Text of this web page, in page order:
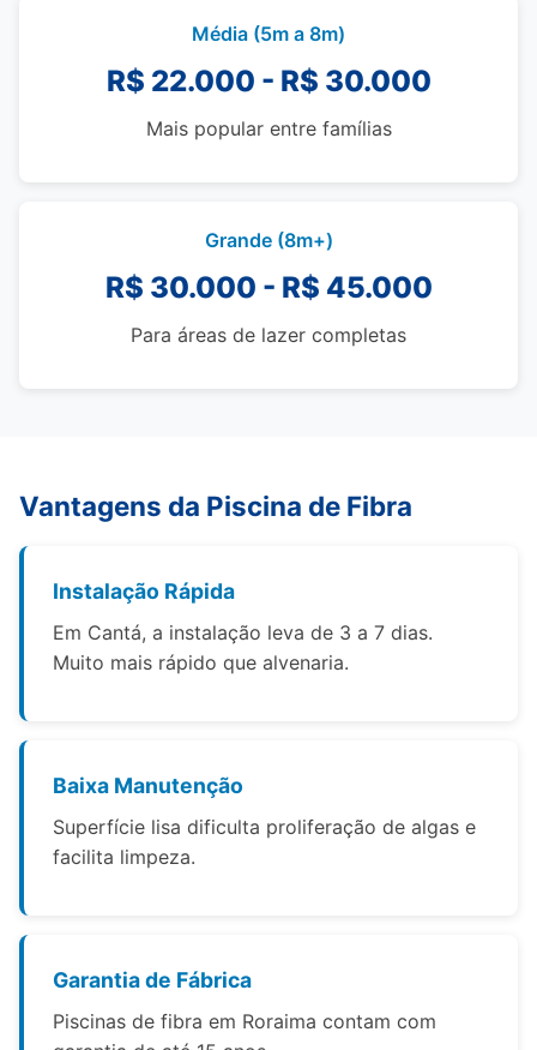
Média (5m a 8m)
R$ 22.000 - R$ 30.000
Mais popular entre famílias
Grande (8m+)
R$ 30.000 - R$ 45.000
Para áreas de lazer completas
Vantagens da Piscina de Fibra
Instalação Rápida
Em Cantá, a instalação leva de 3 a 7 dias.
Muito mais rápido que alvenaria.
Baixa Manutenção
Superfície lisa dificulta proliferação de algas e
facilita limpeza.
Garantia de Fábrica
Piscinas de fibra em Roraima contam com